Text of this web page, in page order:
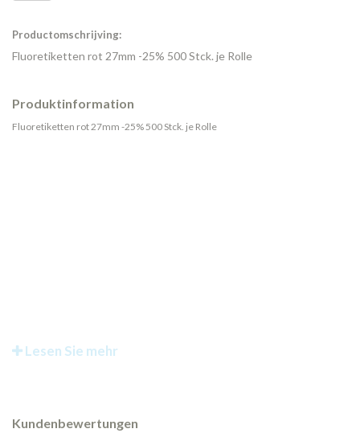
Productomschrijving:
Fluoretiketten rot 27mm -25% 500 Stck. je Rolle
Produktinformation
Fluoretiketten rot 27mm -25% 500 Stck. je Rolle
Lesen Sie mehr
Kundenbewertungen